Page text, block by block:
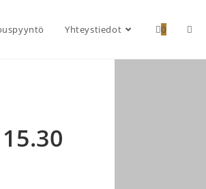
Yhteystiedot 0